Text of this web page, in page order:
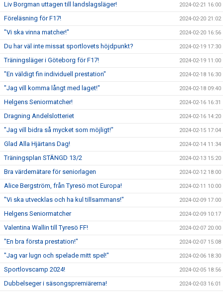
Liv Borgman uttagen till landslagsläger! 2024-02-21 16:00
Föreläsning för F17! 2024-02-20 21:02
"Vi ska vinna matcher!" 2024-02-20 16:56
Du har väl inte missat sportlovets höjdpunkt? 2024-02-19 17:30
Träningsläger i Göteborg för F17! 2024-02-19 11:00
"En väldigt fin individuell prestation" 2024-02-18 16:30
"Jag vill komma långt med laget!" 2024-02-18 09:40
Helgens Seniormatcher! 2024-02-16 16:31
Dragning Andelslotteriet 2024-02-16 14:20
"Jag vill bidra så mycket som möjligt!" 2024-02-15 17:04
Glad Alla Hjärtans Dag! 2024-02-14 11:34
Träningsplan STÄNGD 13/2 2024-02-13 15:20
Bra värdemätare för seniorlagen 2024-02-12 18:00
Alice Bergström, från Tyresö mot Europa! 2024-02-11 10:00
"Vi ska utvecklas och ha kul tillsammans!" 2024-02-09 17:00
Helgens Seniormatcher 2024-02-09 10:17
Valentina Wallin till Tyresö FF! 2024-02-07 20:00
"En bra första prestation!" 2024-02-07 15:08
"Jag var lugn och spelade mitt spel!" 2024-02-06 18:30
Sportlovscamp 2024! 2024-02-05 18:56
Dubbelseger i säsongspremiärerna! 2024-02-03 16:01